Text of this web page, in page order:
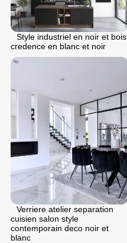
Style industriel en noir et bois
credence en blanc et noir
Verriere atelier separation
cuisien salon style
contemporain deco noir et
blanc